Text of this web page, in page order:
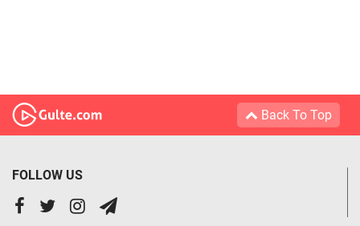
Back To Top
FOLLOW US